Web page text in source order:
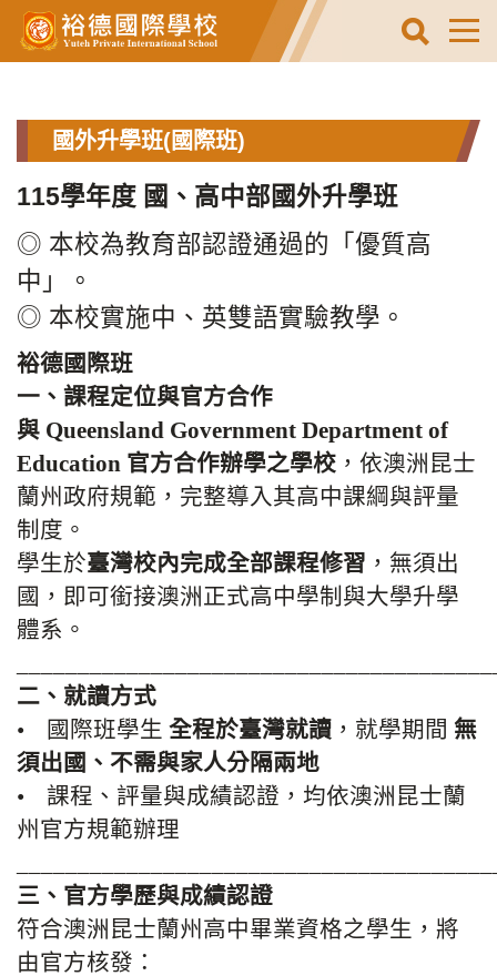
跳
到
主
區
國外升學班(國際班)
115學年度 國、高中部國外升學班
◎ 本校為教育部認證通過的「優質高
中」。
◎ 本校實施中、英雙語實驗教學。
裕德國際班
一、課程定位與官方合作
與 Queensland Government Department of
Education 官方合作辦學之學校 ，依澳洲昆士
蘭州政府規範，完整導入其高中課綱與評量
制度。
學生於臺灣校內完成全部課程修習 ，無須出
國，即可銜接澳洲正式高中學制與大學升學
體系。
二、就讀方式
• 國際班學生 全程於臺灣就讀 ，就學期間 無
須出國、不需與家人分隔兩地
• 課程、評量與成績認證，均依澳洲昆士蘭
州官方規範辦理
三、官方學歷與成績認證
符合澳洲昆士蘭州高中畢業資格之學生，將
由官方核發：